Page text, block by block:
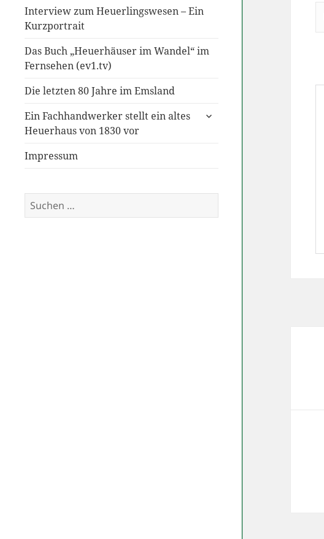
Interview zum Heuerlingswesen – Ein
Kurzportrait
Das Buch „Heuerhäuser im Wandel“ im
Fernsehen (ev1.tv)
Die letzten 80 Jahre im Emsland
Ein Fachhandwerker stellt ein altes
Heuerhaus von 1830 vor
untermenü
Impressum
Suchen
nach: